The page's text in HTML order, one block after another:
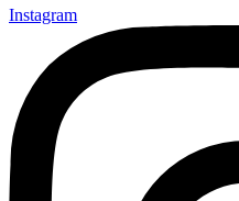
Instagram